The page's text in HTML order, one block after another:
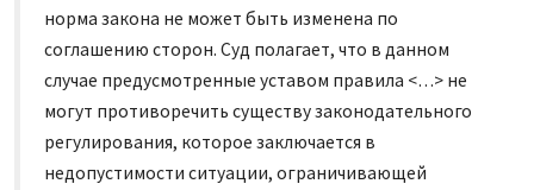
норма закона не может быть изменена по
соглашению сторон. Суд полагает, что в данном
случае предусмотренные уставом правила <…> не
могут противоречить существу законодательного
регулирования, которое заключается в
недопустимости ситуации, ограничивающей